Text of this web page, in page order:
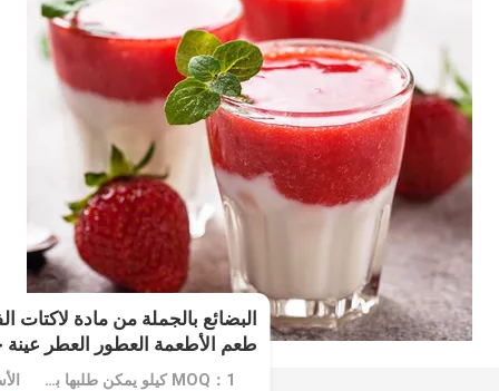
البضائع بالجملة من مادة لاكتات
طعم الأطعمة العطور العطر عينة
MOQ：1 كيلو يمكن طلبها بأي كمية حسب احتياجكم